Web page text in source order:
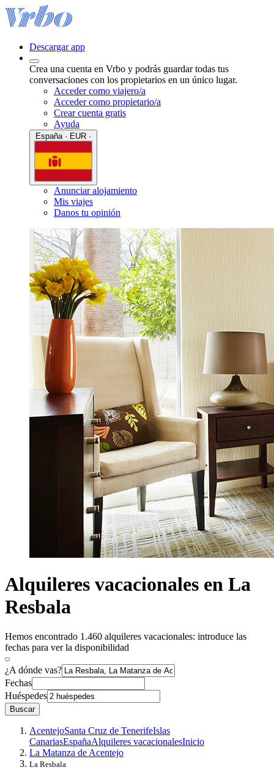
Descargar app
Crea una cuenta en Vrbo y podrás guardar todas tus
conversaciones con los propietarios en un único lugar.
Acceder como viajero/a
Acceder como propietario/a
Crear cuenta gratis
Ayuda
Anunciar alojamiento
Mis viajes
Danos tu opinión
Alquileres vacacionales en La
Resbala
Hemos encontrado 1.460 alquileres vacacionales: introduce las
fechas para ver la disponibilidad
¿A dónde vas?
Fechas
Huéspedes
Buscar
AcentejoSanta Cruz de TenerifeIslas
CanariasEspañaAlquileres vacacionalesInicio
La Matanza de Acentejo
La Resbala